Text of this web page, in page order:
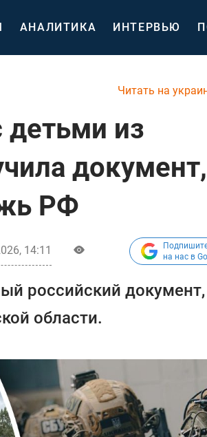
АНАЛИТИКА ИНТЕРВЬЮ
Читать на
детьми из
документ,
РФ
14:11
на нас в
российский документ,
области.